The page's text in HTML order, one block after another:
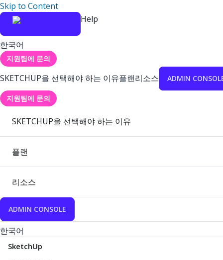
Skip to Content
Help
한국어
지원팀에 문의
SKETCHUP을 선택해야 하는 이유플랜리소스 ADMIN
지원팀에 문의
SKETCHUP을 선택해야 하는 이유
플랜
리소스
ADMIN CONSOLE
한국어
SketchUp